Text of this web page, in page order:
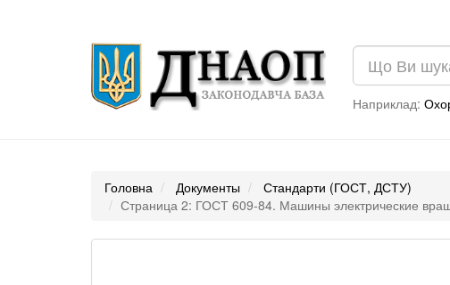
Наприклад:
Головна Документы
Стандарти (ГОСТ, ДСТУ)
Страница 2: ГОСТ 609-84. Машины электрические